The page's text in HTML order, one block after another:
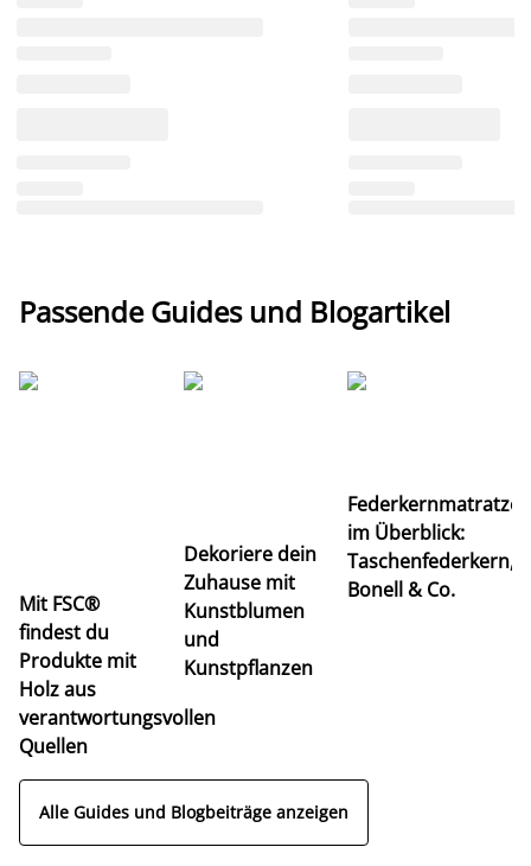
Passende Guides und Blogartikel
Mit FSC®
findest du
Produkte mit
Holz aus
verantwortungsvollen
Quellen
Dekoriere dein
Zuhause mit
Kunstblumen
und
Kunstpflanzen
im Überblick:
Taschenfederkern,
Bonell & Co.
Alle Guides und Blogbeiträge anzeigen